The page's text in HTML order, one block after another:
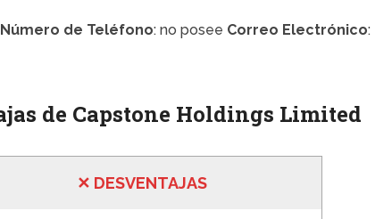
Número de Teléfono: no posee Correo Electrónico:
de Capstone Holdings Limited
✕ DESVENTAJAS